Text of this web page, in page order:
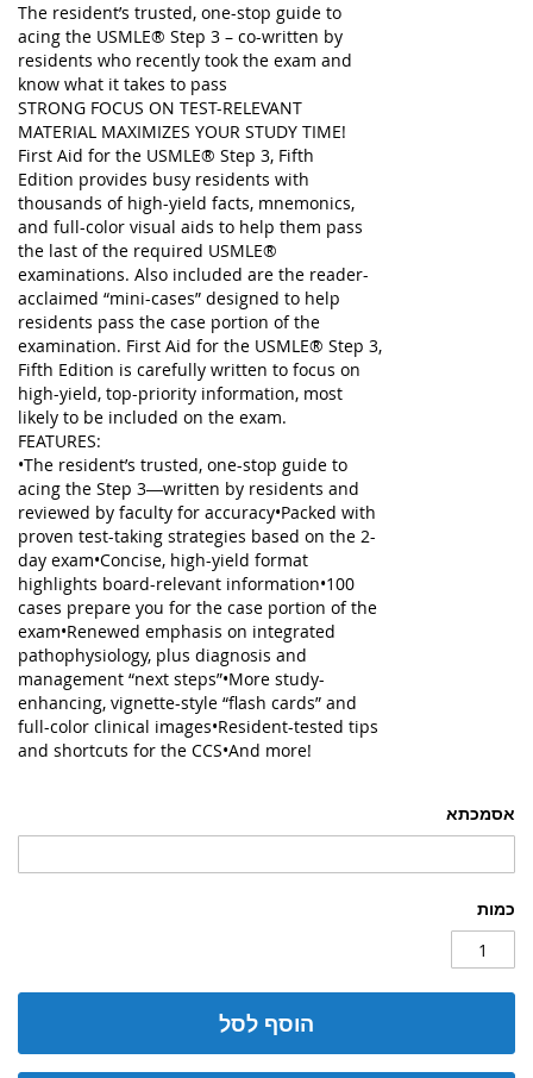
אסמכתא
כמות
הוסף לסל
The resident’s trusted, one-stop guide to
acing the USMLE® Step 3 – co-written by
residents who recently took the exam and
know what it takes to pass
STRONG FOCUS ON TEST-RELEVANT
MATERIAL MAXIMIZES YOUR STUDY TIME!
First Aid for the USMLE® Step 3, Fifth
Edition provides busy residents with
thousands of high-yield facts, mnemonics,
and full-color visual aids to help them pass
the last of the required USMLE®
examinations. Also included are the reader-
acclaimed “mini-cases” designed to help
residents pass the case portion of the
examination. First Aid for the USMLE® Step 3,
Fifth Edition is carefully written to focus on
high-yield, top-priority information, most
likely to be included on the exam.
FEATURES:
•The resident’s trusted, one-stop guide to
acing the Step 3―written by residents and
reviewed by faculty for accuracy•Packed with
proven test-taking strategies based on the 2-
day exam•Concise, high-yield format
highlights board-relevant information•100
cases prepare you for the case portion of the
exam•Renewed emphasis on integrated
pathophysiology, plus diagnosis and
management “next steps”•More study-
enhancing, vignette-style “flash cards” and
full-color clinical images•Resident-tested tips
and shortcuts for the CCS•And more!